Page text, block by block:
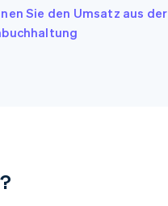
Sie den Umsatz aus der